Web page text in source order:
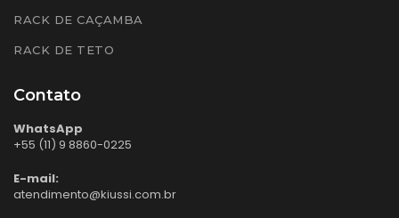
RACK DE CAÇAMBA
RACK DE TETO
Contato
WhatsApp
+55 (11) 9 8860-0225
E-mail:
atendimento@kiussi.com.br